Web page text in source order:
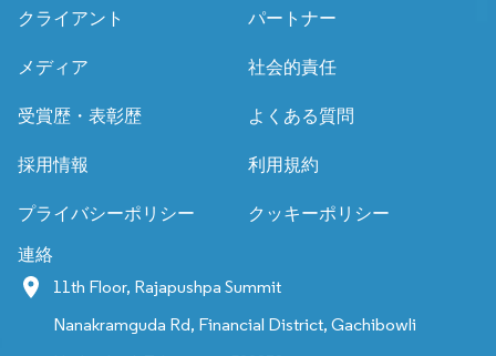
クライアント パートナー
メディア 社会的責任
受賞歴・表彰歴 よくある質問
採用情報 利用規約
プライバシーポリシー クッキーポリシー
連絡
11th Floor, Rajapushpa Summit
Nanakramguda Rd, Financial District, Gachibowli